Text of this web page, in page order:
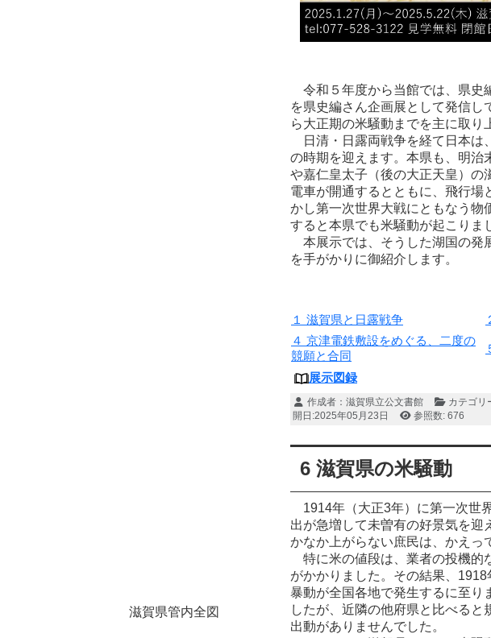
滋賀県管内全図
令和５年度から当館では、県史
を県史編さん企画展として発信
ら大正期の米騒動までを主に取り
日清・日露両戦争を経て日本は
の時期を迎えます。本県も、明治
や嘉仁皇太子（後の大正天皇）
電車が開通するとともに、飛行場
かし第一次世界大戦にともなう物
すると本県でも米騒動が起こりま
本展示では、そうした湖国の発
を手がかりに御紹介します。
１ 滋賀県と日露戦争
４ 京津電鉄敷設をめぐる、二度の
競願と合同
展示図録
作成者： 滋賀県立公文書館 カテゴリ
開日:2025年05月23日
参照数: 676
6 滋賀県の米騒動
1914年（大正3年）に第一次世
出が急増して未曽有の好景気を迎
かなか上がらない庶民は、かえっ
特に米の値段は、業者の投機的
がかかりました。その結果、
暴動が全国各地で発生するに至り
したが、近隣の他府県と比べる
出動がありませんでした。